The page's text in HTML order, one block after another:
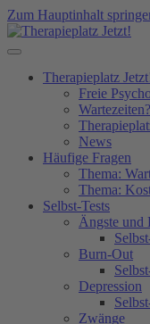
Zum Hauptinhalt
Therapieplatz
Freie
Wartezeiten?
News
Häufige Fragen
Thema:
Thema:
Selbst-Tests
Ängste und
Burn-Out
Depression
Zwänge